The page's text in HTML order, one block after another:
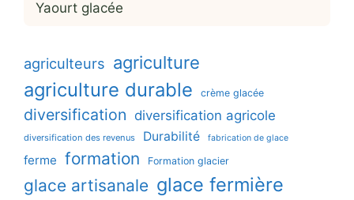
Yaourt glacée
agriculteurs agriculture
agriculture durable crème glacée
diversification diversification agricole
diversification des revenus Durabilité fabrication de glace
ferme formation Formation glacier
glace artisanale glace fermière